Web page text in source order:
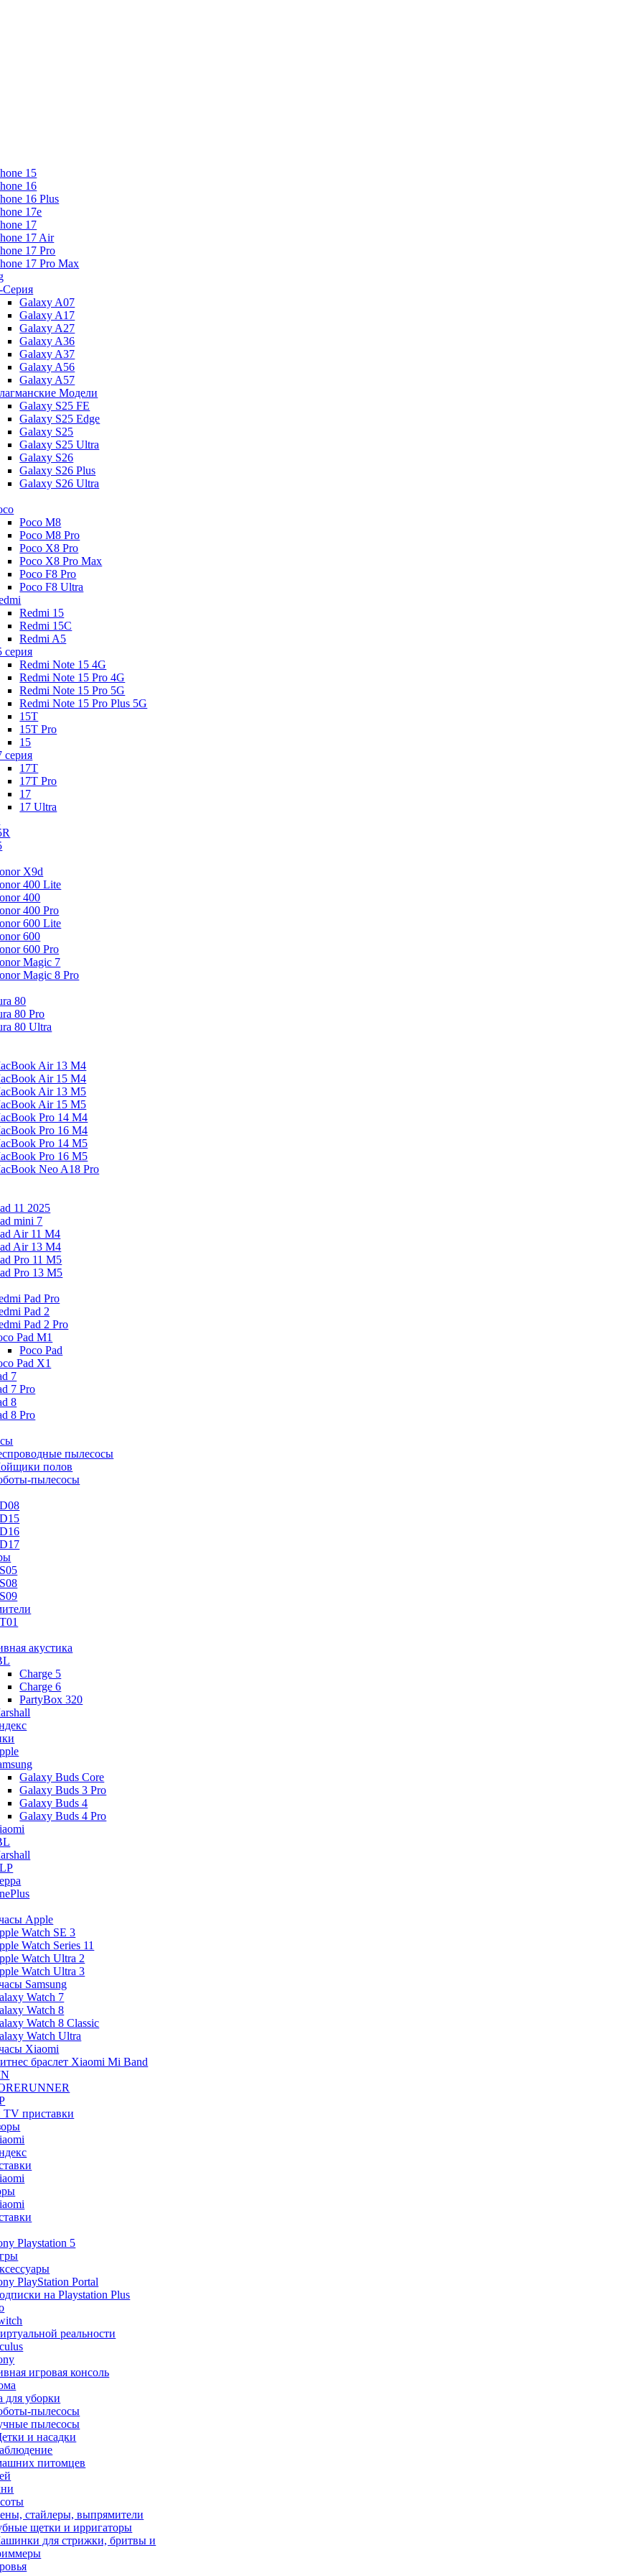
15
16
16 Plus
17e
17
17 Air
17 Pro
17 Pro Max
Galaxy A07
Galaxy A17
Galaxy A27
Galaxy A36
Galaxy A37
Galaxy A56
Galaxy A57
Модели
Galaxy S25 FE
Galaxy S25 Edge
Galaxy S25
Galaxy S25 Ultra
Galaxy S26
Galaxy S26 Plus
Galaxy S26 Ultra
Poco M8
Poco M8 Pro
Poco X8 Pro
Poco X8 Pro Max
Poco F8 Pro
Poco F8 Ultra
Redmi 15
Redmi 15C
Redmi A5
серия
Redmi Note 15 4G
Redmi Note 15 Pro 4G
Redmi Note 15 Pro 5G
Redmi Note 15 Pro Plus 5G
15T
15T Pro
15
серия
17T
17T Pro
17
17 Ultra
X9d
400 Lite
400
400 Pro
600 Lite
600
600 Pro
Magic 7
Magic 8 Pro
80
80 Pro
80 Ultra
Air 13 M4
Air 15 M4
Air 13 M5
Air 15 M5
Pro 14 M4
Pro 16 M4
Pro 14 M5
Pro 16 M5
Neo A18 Pro
11 2025
mini 7
Air 11 M4
Air 13 M4
Pro 11 M5
Pro 13 M5
Pad Pro
Pad 2
Pad 2 Pro
Pad M1
Poco Pad
Pad X1
7
7 Pro
8
8 Pro
пылесосы
полов
пылесосы
акустика
Charge 5
Charge 6
PartyBox 320
Galaxy Buds Core
Galaxy Buds 3 Pro
Galaxy Buds 4
Galaxy Buds 4 Pro
Apple
Watch SE 3
Watch Series 11
Watch Ultra 2
Watch Ultra 3
Samsung
Watch 7
Watch 8
Watch 8 Classic
Watch Ultra
Xiaomi
браслет Xiaomi Mi Band
TV приставки
Playstation 5
PlayStation Portal
на Playstation Plus
реальности
игровая консоль
для уборки
пылесосы
пылесосы
и насадки
питомцев
стайлеры, выпрямители
щетки и ирригаторы
для стрижки, бритвы и